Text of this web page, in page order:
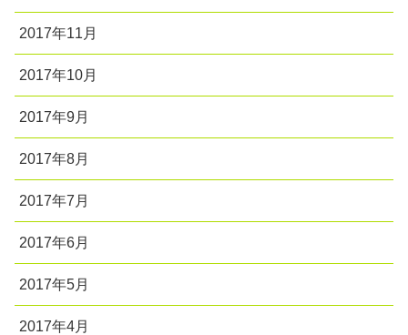
2017年11月
2017年10月
2017年9月
2017年8月
2017年7月
2017年6月
2017年5月
2017年4月